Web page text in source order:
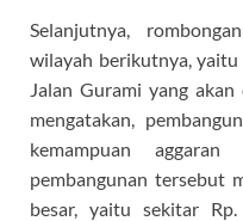
Selanjutnya,
wilayah berikutnya,
Jalan Gurami yang
mengatakan,
kemampuan
pembangunan tersebut
besar, yaitu sekitar